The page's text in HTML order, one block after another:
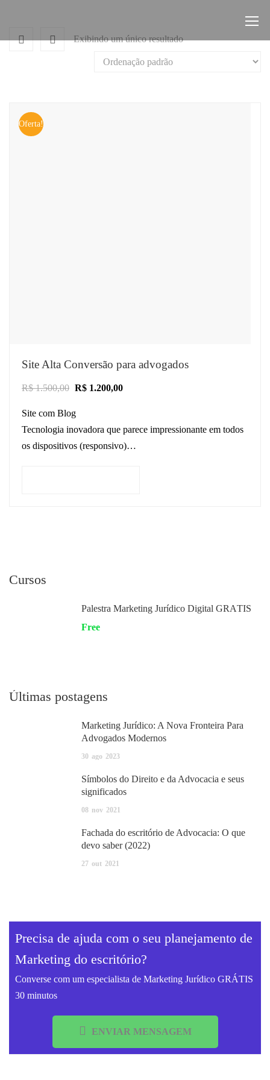
Exibindo um único resultado
Oferta!
Site Alta Conversão para advogados
R$1.500,00 R$ 1.200,00
Site com Blog
Tecnologia inovadora que parece impressionante em todos
os dispositivos (responsivo)
Cursos
Palestra Marketing Jurídico Digital GRÁTIS
Free
Últimas postagens
Marketing Jurídico: A Nova Fronteira Para
Advogados Modernos
30 ago 2023
Símbolos do Direito e da Advocacia e seus
significados
08 nov 2021
Fachada do escritório de Advocacia: O que
devo saber (2022)
27 out 2021
Precisa de ajuda com o seu planejamento de
Marketing do escritório?
Converse com um especialista de Marketing Jurídico GRÁTIS
30 minutos
ENVIAR MENSAGEM